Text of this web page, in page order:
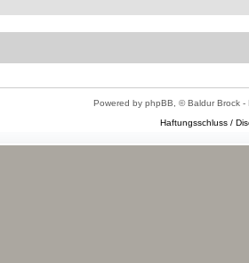
Powered by phpBB, © Baldur Brock -
Haftungsschluss /